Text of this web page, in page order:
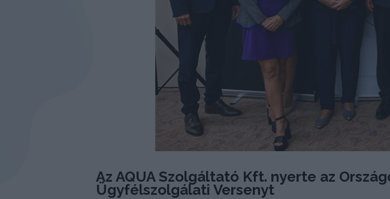
Az AQUA Szolgáltató Kft. nyerte az
Ügyfélszolgálati Versenyt